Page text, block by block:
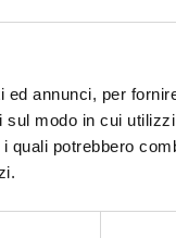
annunci, per
modo in cui
quali potrebbero
dei Diritti Umani
il percorso di
anno